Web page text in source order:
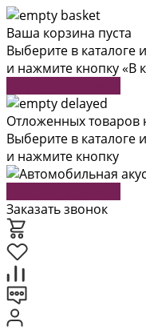
Ваша корзина пуста
Выберите в каталоге
и нажмите кнопку «В
Отложенных товаров
Выберите в каталоге
и нажмите кнопку
Заказать звонок